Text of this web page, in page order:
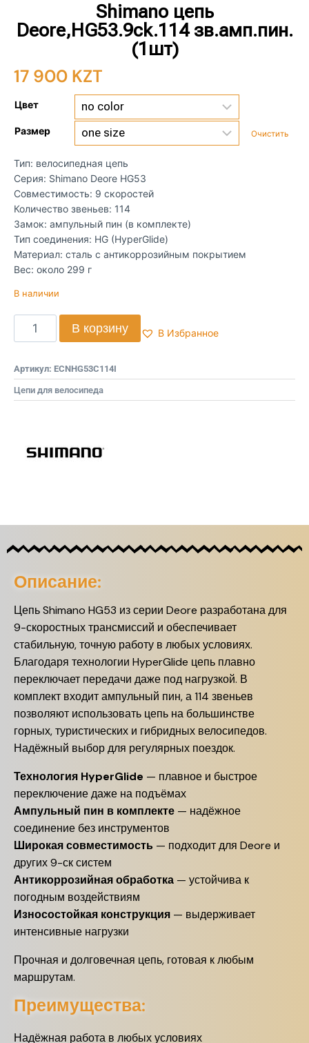
Shimano цепь
Deore,HG53.9ck.114 зв.амп.пин.
(1шт)
17 900 KZT
Цвет
Размер Очистить
Тип: велосипедная цепь
Серия: Shimano Deore HG53
Совместимость: 9 скоростей
Количество звеньев: 114
Замок: ампульный пин (в комплекте)
Тип соединения: HG (HyperGlide)
Материал: сталь с антикоррозийным покрытием
Вес: около 299 г
В наличии
В корзину В Избранное
Артикул: ECNHG53C114I
Цепи для велосипеда
Описание:
Цепь Shimano HG53 из серии Deore разработана для
9-скоростных трансмиссий и обеспечивает
стабильную, точную работу в любых условиях.
Благодаря технологии HyperGlide цепь плавно
переключает передачи даже под нагрузкой. В
комплект входит ампульный пин, а 114 звеньев
позволяют использовать цепь на большинстве
горных, туристических и гибридных велосипедов.
Надёжный выбор для регулярных поездок.
Технология HyperGlide — плавное и быстрое
переключение даже на подъёмах
Ампульный пин в комплекте — надёжное
соединение без инструментов
Широкая совместимость — подходит для Deore и
других 9-ск систем
Антикоррозийная обработка — устойчива к
погодным воздействиям
Износостойкая конструкция — выдерживает
интенсивные нагрузки
Прочная и долговечная цепь, готовая к любым
маршрутам.
Преимущества:
Надёжная работа в любых условиях